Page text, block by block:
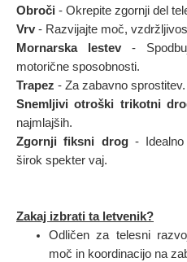
Obroči - Okrepite zgornji del
Vrv - Razvijajte moč,
Mornarska lestev -
motorične sposobnosti.
Trapez - Za zabavno sprostitev.
Snemljivi otroški trikotni
najmlajših.
Zgornji fiksni drog-
širok spekter vaj.
Zakaj izbrati ta letvenik?
Odličen za telesni
moč in koordinacijo na